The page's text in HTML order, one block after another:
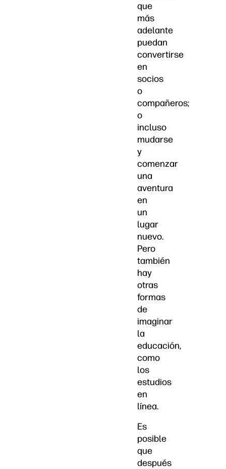
que
más
adelante
puedan
convertirse
en
socios
o
compañeros;
o
incluso
mudarse
y
comenzar
una
aventura
en
un
lugar
nuevo.
Pero
también
hay
otras
formas
de
imaginar
la
educación,
como
los
estudios
en
línea.
Es
posible
que
después